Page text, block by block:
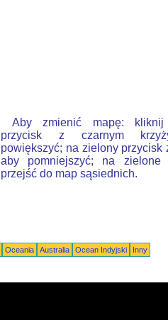
Aby zmienić mapę:
przycisk z czarnym
powiększyć; na zielony przycisk
aby pomniejszyć; na zielone
przejść do map sąsiednich.
Oceania Australia Ocean Indyjski
Inny